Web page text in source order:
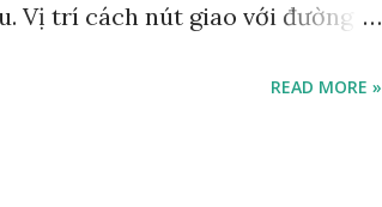
Vị trí cách nút giao với đường
READ MORE »